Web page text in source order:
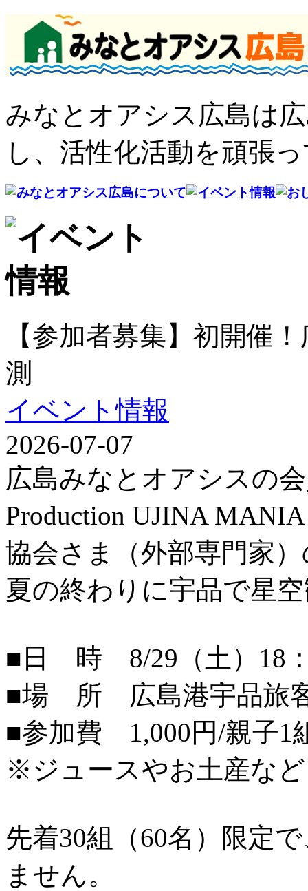
みなとオアシス広島は
し、活性化活動を頑張
【参加者募集】初開催
測
イベント情報
2026-07-07
広島みなとオアシスの
Production UJINA
協会さま（外部専門家
夏の終わりに宇品で星
■日 時 8/29（土）18
■場 所 広島港宇品旅
■参加費 1,000円/親子1
※ジュースやお土産な
先着30組（60名）限定
ません。